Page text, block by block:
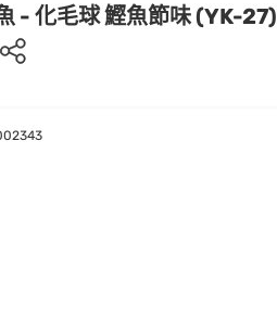
- 化毛球 鰹魚節味 (YK-27)